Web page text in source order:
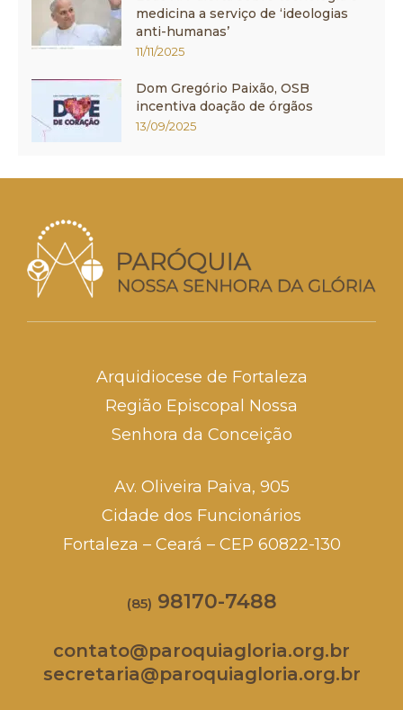
medicina a serviço de ‘ideologias
anti-humanas’
11/11/2025
Dom Gregório Paixão, OSB
incentiva doação de órgãos
13/09/2025
Arquidiocese de Fortaleza
Região Episcopal Nossa
Senhora da Conceição
Av. Oliveira Paiva, 905
Cidade dos Funcionários
Fortaleza – Ceará – CEP 60822-130
(85) 98170-7488
contato@paroquiagloria.org.br
secretaria@paroquiagloria.org.br